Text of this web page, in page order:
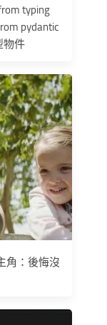
typing
pydantic
物件
角：後悔沒